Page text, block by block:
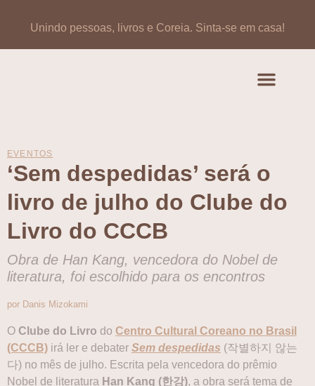
Unindo pessoas, livros e Coreia. Sinta-se em casa!
EVENTOS
‘Sem despedidas’ será o
livro de julho do Clube do
Livro do CCCB
Obra de Han Kang, vencedora do Nobel de
literatura, foi escolhido para os encontros
por Danis Mizokami
O Clube do Livro do Centro Cultural Coreano no Brasil
(CCCB) irá ler e debater Sem despedidas (작별하지 않는
다) no mês de julho. Escrita pela vencedora do prêmio
Nobel de literatura Han Kang (한강), a obra será tema de